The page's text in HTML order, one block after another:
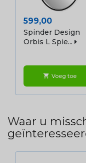
Prijs
599,00
Spinder Design
Orbis L Spie...
shopping_cart Voeg toe
Waar u